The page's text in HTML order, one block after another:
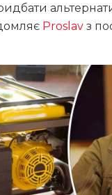
Proslav з